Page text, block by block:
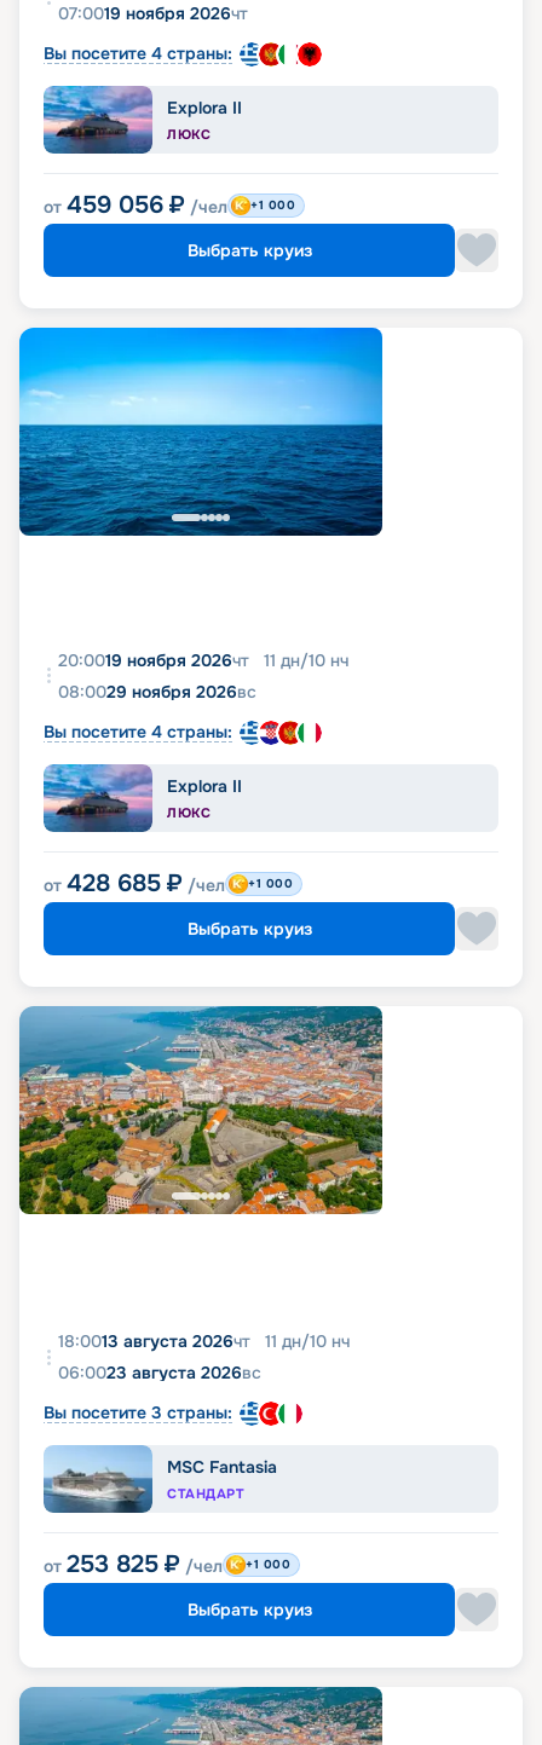
07:0019 ноября 2026чт
Вы посетите 4 страны:
Explora II
ЛЮКС
от 459 056 ₽ /чел +1 000
Выбрать круиз
20:0019 ноября 2026чт 11 дн/10 нч
08:0029 ноября 2026вс
Вы посетите 4 страны:
Explora II
ЛЮКС
от 428 685 ₽ /чел +1 000
Выбрать круиз
18:0013 августа 2026чт 11 дн/10 нч
06:0023 августа 2026вс
Вы посетите 3 страны:
MSC Fantasia
СТАНДАРТ
от 253 825 ₽ /чел +1 000
Выбрать круиз